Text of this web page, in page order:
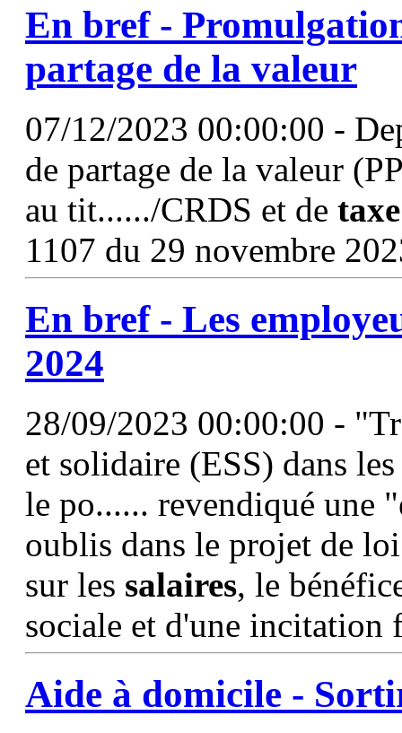
En bref -
partage de la valeur
07/12/2023 00:00:00 -
de partage de la valeur
au tit....../CRDS et de taxe
1107 du 29 novembre
En bref - Les
2024
28/09/2023 00:00:00 -
et solidaire (ESS) dans
le po...... revendiqué une
oublis dans le projet de
sur les salaires, le
sociale et d'une incitation
Aide à domicile -